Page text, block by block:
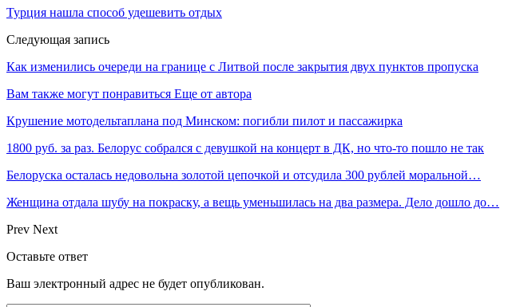
Турция нашла способ удешевить отдых
Следующая запись
Как изменились очереди на границе с Литвой после закрытия двух пунктов пропуска
Вам также могут понравиться Еще от автора
Крушение мотодельтаплана под Минском: погибли пилот и пассажирка
1800 руб. за раз. Белорус собрался с девушкой на концерт в ДК, но что-то пошло не так
Белоруска осталась недовольна золотой цепочкой и отсудила 300 рублей моральной…
Женщина отдала шубу на покраску, а вещь уменьшилась на два размера. Дело дошло до…
Prev Next
Оставьте ответ
Ваш электронный адрес не будет опубликован.